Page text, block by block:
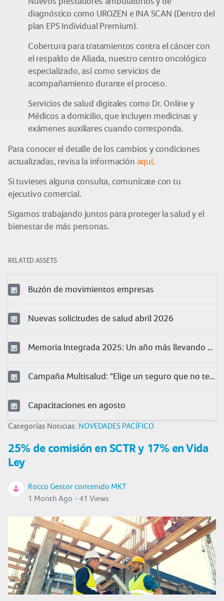
diagnóstico como UROZEN e INA SCAN (Dentro del
plan EPS Individual Premium).
Cobertura para tratamientos contra el cáncer con
el respaldo de Aliada, nuestro centro oncológico
especializado, así como servicios de
acompañamiento durante el proceso.
Servicios de salud digitales como Dr. Online y
Médicos a domicilio, que incluyen medicinas y
exámenes auxiliares cuando corresponda.
Para conocer el detalle de los cambios y condiciones
actualizadas, revisa la información aquí.
Si tuvieses alguna consulta, comunícate con tu
ejecutivo comercial.
Sigamos trabajando juntos para proteger la salud y el
bienestar de más personas.
RELATED ASSETS
Buzón de movimientos empresas
Nuevas solicitudes de salud abril 2026
Memoria Integrada 2025: Un año más llevando protección a más peruanos
Campaña Multisalud: "Elige un seguro que no te quede chico"
Capacitaciones en agosto
Categorías Noticias: NOVEDADES PACÍFICO
25% de comisión en SCTR y 17% en Vida
Ley
Rocco Gestor contenido MKT
1 Month Ago - 41 Views